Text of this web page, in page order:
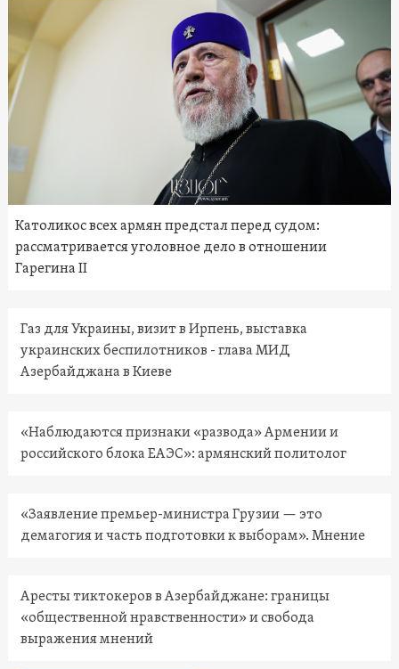
Католикос всех армян предстал перед судом:
рассматривается уголовное дело в отношении
Гарегина II
Газ для Украины, визит в Ирпень, выставка
украинских беспилотников - глава МИД
Азербайджана в Киеве
«Наблюдаются признаки «развода» Армении и
российского блока ЕАЭС»: армянский политолог
«Заявление премьер-министра Грузии — это
демагогия и часть подготовки к выборам». Мнение
Аресты тиктокеров в Азербайджане: границы
«общественной нравственности» и свобода
выражения мнений